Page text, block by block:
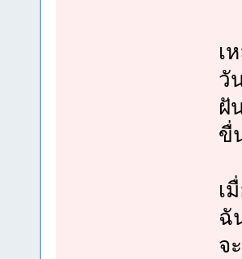
เ
วั
ฝั
ขื่
เ
ฉั
จ